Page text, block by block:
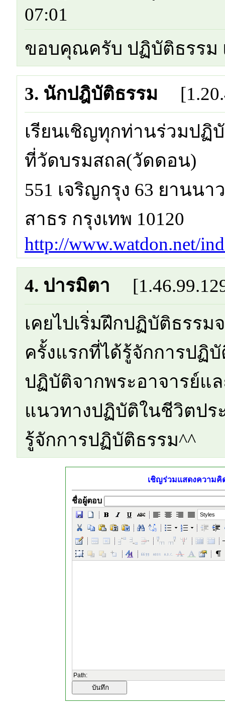
07:01
ขอบคุณครับ ปฏิบัติธรรม
3. นักปฎิบัติธรรม
เรียนเชิญทุกท่านร่วมปฏิ
ที่วัดบรมสถล(วัดดอน)
551 เจริญกรุง 63 ยานนา
สาธร กรุงเทพ 10120
http://www.watdon.net/
4. ปารมิตา
เคยไปเริ่มฝึกปฏิบัติธรร
ครั้งแรกที่ได้รู้จักการปฏิ
ปฏิบัติจากพระอาจารย์แ
แนวทางปฏิบัติในชีวิตปร
รู้จักการปฏิบัติธรรม^^
เชิญร่วมแสดงความ
ชื่อผู้ตอบ
Styles
Path: